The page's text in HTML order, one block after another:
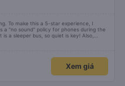
To make this a 5-star experience, I
a "no sound" policy for phones during the
a sleeper bus, so quiet is key! Also,
clearly inside the cabin for convenience. I
(tắt âm thanh điện thoại) vào ban đêm
ngủ. Ngoài ra, nhà xe nên dán sẵn mật
dễ dàng sử dụng. Tôi vẫn sẽ tiếp tục ủng
Xem giá